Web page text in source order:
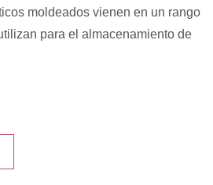
moldeados vienen en un rango
para el almacenamiento de